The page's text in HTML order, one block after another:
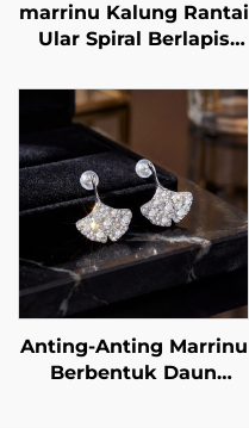
marrinu Kalung Rantai
Ular Spiral Berlapis
Anting-Anting Marrinu
Berbentuk Daun